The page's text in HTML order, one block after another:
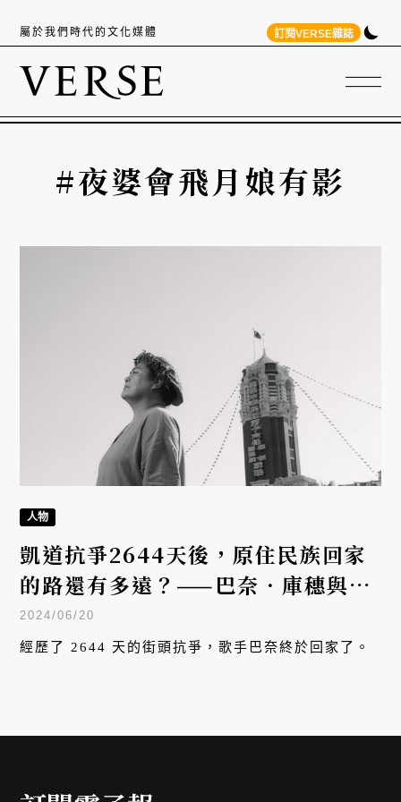
屬於我們時代的文化媒體 訂閱VERSE雜誌
#夜婆會飛月娘有影
人物
凱道抗爭2644天後，原住民族回家
的路還有多遠？——巴奈．庫穗與
《巴奈回家》
2024/06/20
經歷了 2644 天的街頭抗爭，歌手巴奈終於回家了。